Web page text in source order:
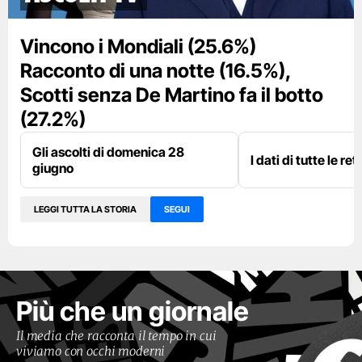
Vincono i Mondiali (25.6%)
Racconto di una notte (16.5%),
Scotti senza De Martino fa il botto
(27.2%)
Gli ascolti di domenica 28
giugno
I dati di tutte le
LEGGI TUTTA LA STORIA SEGUI
Più che un giornale
Il media che racconta il tempo in cui
viviamo con occhi moderni